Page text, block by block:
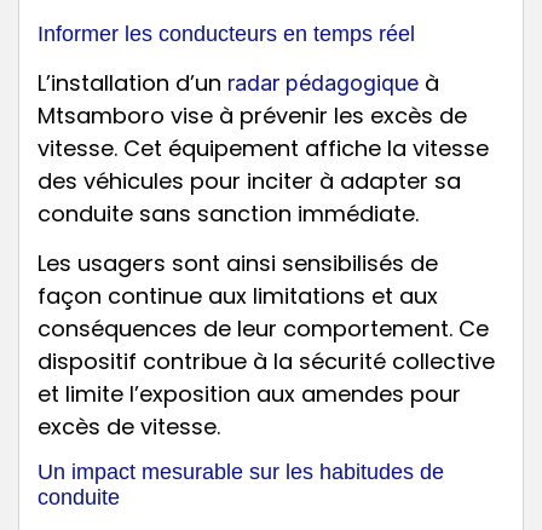
Informer les conducteurs en temps réel
L’installation d’un radar pédagogique à
Mtsamboro vise à prévenir les excès de
vitesse. Cet équipement affiche la vitesse
des véhicules pour inciter à adapter sa
conduite sans sanction immédiate.
Les usagers sont ainsi sensibilisés de
façon continue aux limitations et aux
conséquences de leur comportement. Ce
dispositif contribue à la sécurité collective
et limite l’exposition aux amendes pour
excès de vitesse.
Un impact mesurable sur les habitudes de
conduite